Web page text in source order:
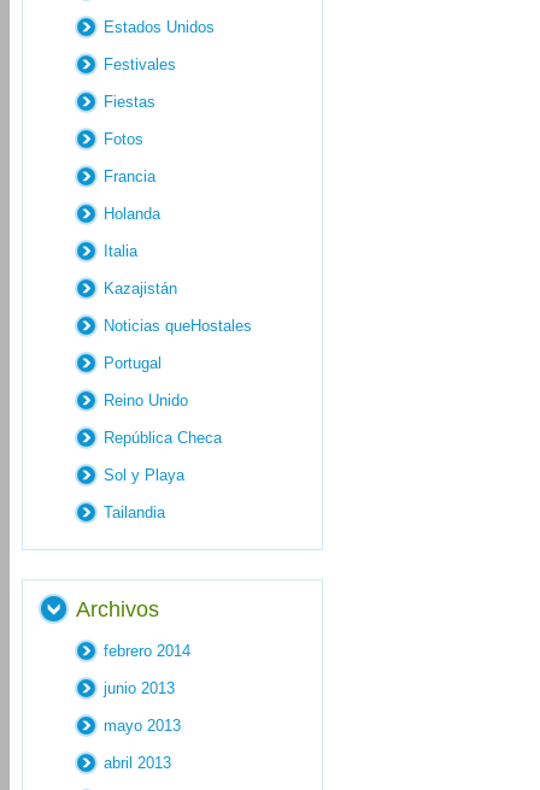
Estados Unidos
Festivales
Fiestas
Fotos
Francia
Holanda
Italia
Kazajistán
Noticias queHostales
Portugal
Reino Unido
República Checa
Sol y Playa
Tailandia
Archivos
febrero 2014
junio 2013
mayo 2013
abril 2013